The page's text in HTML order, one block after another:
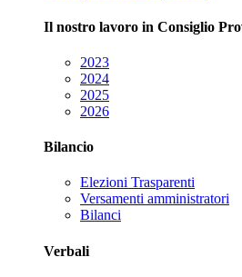
Il nostro lavoro in Consiglio
2023
2024
2025
2026
Bilancio
Elezioni Trasparenti
Versamenti amministratori
Bilanci
Verbali